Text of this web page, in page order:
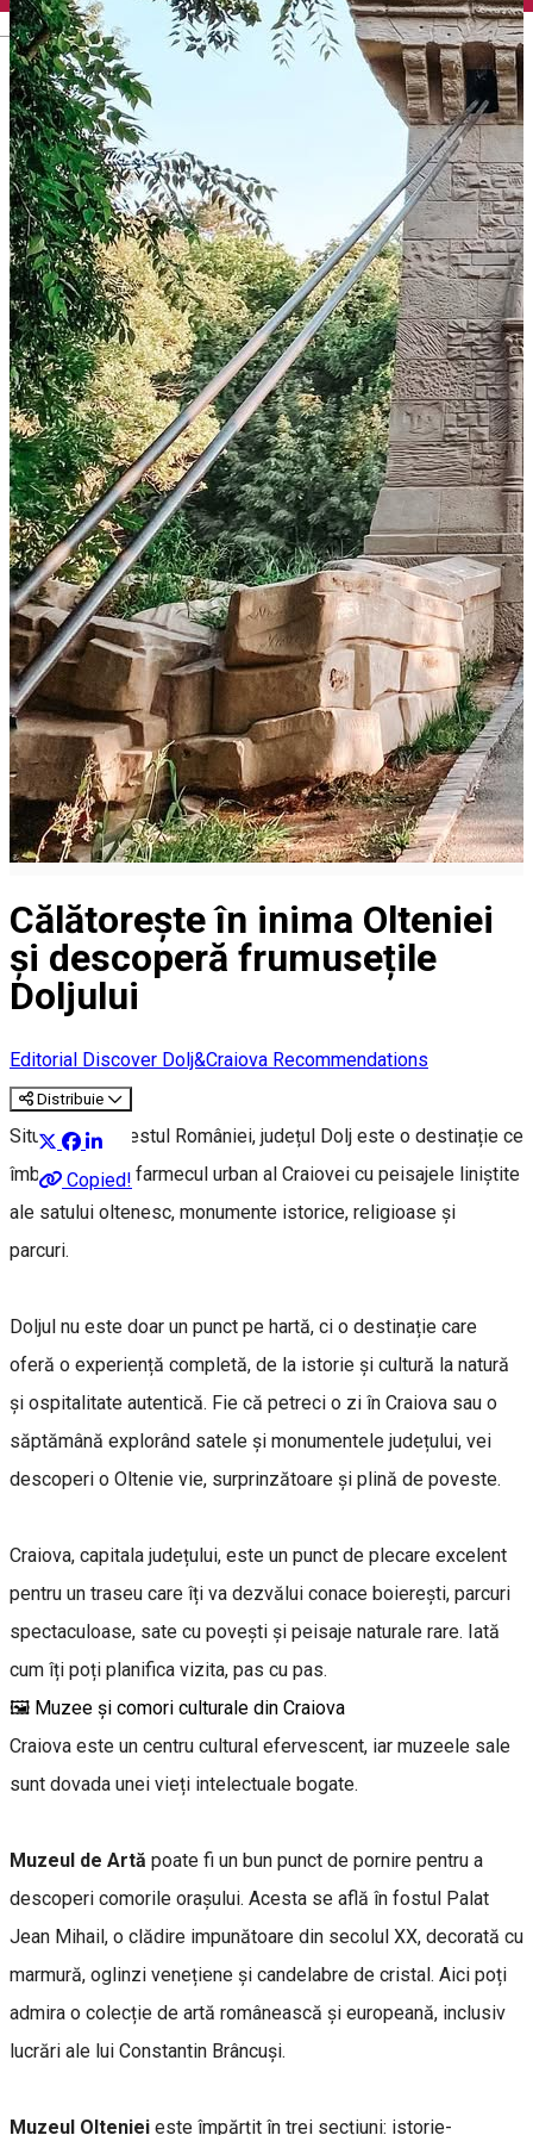
English
Călătorește în inima Olteniei
și descoperă frumusețile
Doljului
Editorial Discover Dolj&Craiova Recommendations
Distribuie
Copied!
Situat în sud-vestul României, județul Dolj este o destinație ce
îmbină perfect farmecul urban al Craiovei cu peisajele liniștite
ale satului oltenesc, monumente istorice, religioase și
parcuri.
Doljul nu este doar un punct pe hartă, ci o destinație care
oferă o experiență completă, de la istorie și cultură la natură
și ospitalitate autentică. Fie că petreci o zi în Craiova sau o
săptămână explorând satele și monumentele județului, vei
descoperi o Oltenie vie, surprinzătoare și plină de poveste.
Craiova, capitala județului, este un punct de plecare excelent
pentru un traseu care îți va dezvălui conace boierești, parcuri
spectaculoase, sate cu povești și peisaje naturale rare. Iată
cum îți poți planifica vizita, pas cu pas.
🖼 Muzee și comori culturale din Craiova
Craiova este un centru cultural efervescent, iar muzeele sale
sunt dovada unei vieți intelectuale bogate.
Muzeul de Artă poate fi un bun punct de pornire pentru a
descoperi comorile orașului. Acesta se află în fostul Palat
Jean Mihail, o clădire impunătoare din secolul XX, decorată cu
marmură, oglinzi venețiene și candelabre de cristal. Aici poți
admira o colecție de artă românească și europeană, inclusiv
lucrări ale lui Constantin Brâncuși.
Muzeul Olteniei este împărțit în trei secțiuni: istorie-